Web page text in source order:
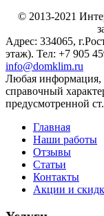
© 2013-2021
Адрес: 334065, г.
этаж). Тел: +7 905
info@domklim.ru
Любая информация,
справочный
предусмотренной
Главная
Наши работы
Отзывы
Статьи
Контакты
Акции и